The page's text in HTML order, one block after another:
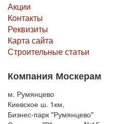
Акции
Контакты
Реквизиты
Карта сайта
Строительные статьи
Компания Москерам
м. Румянцево
Киевское ш. 1км,
Бизнес-парк "Румянцево"